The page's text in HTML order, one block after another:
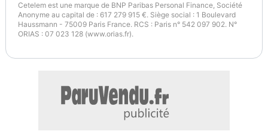
par le réseau AutoEasy
- Visible uniquement sur rendez vous
Opteven, leader reconnu depuis 30 ans en France et en Europe de
- Reprise possible de tous types de véhicule
Autres informations
Première main
Cetelem est une marque de BNP Paribas Personal Finance, Société
Anonyme au capital de : 617 279 915 €. Siège social : 1 Boulevard
Haussmann - 75009 Paris France. RCS : Paris n° 542 097 902. N°
ORIAS : 07 023 128 (www.orias.fr).